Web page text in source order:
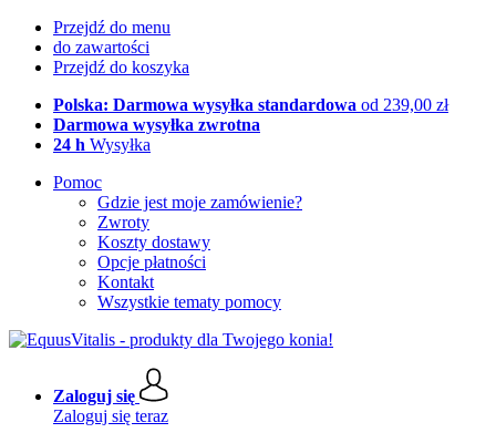
Przejdź do menu
do zawartości
Przejdź do koszyka
Polska: Darmowa wysyłka standardowa od 239,00 zł
Darmowa wysyłka zwrotna
24 h Wysyłka
Pomoc
Gdzie jest moje zamówienie?
Zwroty
Koszty dostawy
Opcje płatności
Kontakt
Wszystkie tematy pomocy
Zaloguj się
Zaloguj się teraz